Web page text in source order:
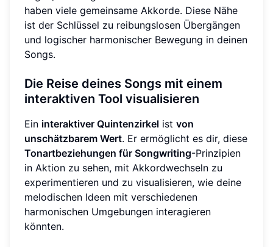
haben viele gemeinsame Akkorde. Diese Nähe
ist der Schlüssel zu reibungslosen Übergängen
und logischer harmonischer Bewegung in deinen
Songs.
Die Reise deines Songs mit einem
interaktiven Tool visualisieren
Ein interaktiver Quintenzirkel ist von
unschätzbarem Wert. Er ermöglicht es dir, diese
Tonartbeziehungen für Songwriting-Prinzipien
in Aktion zu sehen, mit Akkordwechseln zu
experimentieren und zu visualisieren, wie deine
melodischen Ideen mit verschiedenen
harmonischen Umgebungen interagieren
könnten.